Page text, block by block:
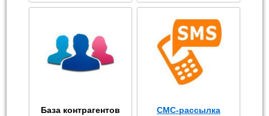
База контрагентов СМС-рассылка